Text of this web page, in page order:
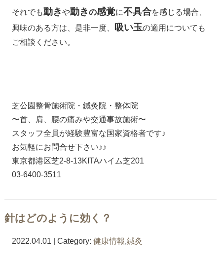
それでも動きや動きの感覚に不具合を感じる場合、
興味のある方は、是非一度、 吸い玉の適用についても
ご相談ください。
芝公園整骨施術院・鍼灸院・整体院
〜首、肩、腰の痛みや交通事故施術〜
スタッフ全員が経験豊富な国家資格者です♪
お気軽にお問合せ下さい♪♪
東京都港区芝2-8-13KITAハイム芝201
03-6400-3511
針はどのように効く？
2022.04.01 | Category: 健康情報,鍼灸